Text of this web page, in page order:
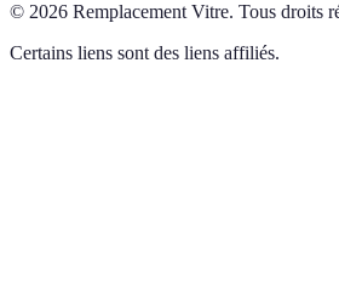
© 2026 Remplacement Vitre. Tous droits
Certains liens sont des liens affiliés.